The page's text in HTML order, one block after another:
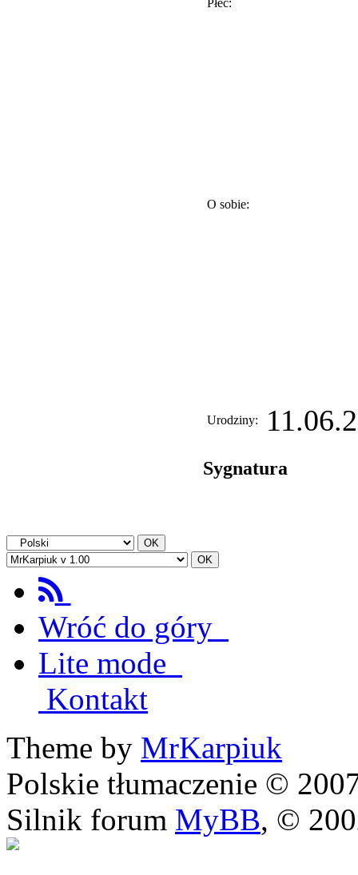
O sobie:
Urodziny:
Sygnatura
Wróć do góry
Lite mode
Kontakt
Theme by MrKarpiuk
Polskie tłumaczenie ©
Silnik forum MyBB, ©